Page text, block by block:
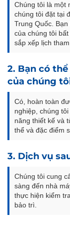
Chúng tôi là một
chúng tôi đặt tại
Trung Quốc.
của chúng tôi
sắp xếp lịch
2. Bạn có
của chúng
Có, hoàn toàn
nghiệp, chúng
năng thiết kế và
thể và đặc điểm
3. Dịch vụ
Chúng tôi cung
sàng đến nhà
thực hiện kiểm
bảo trì.